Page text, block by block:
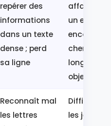
repérer des
informations
dans un texte
dense ; perd
sa ligne
affaires
un espace
encombré ;
cherche
objets
Reconnaît mal
les lettres
Difficultés
les jeux de